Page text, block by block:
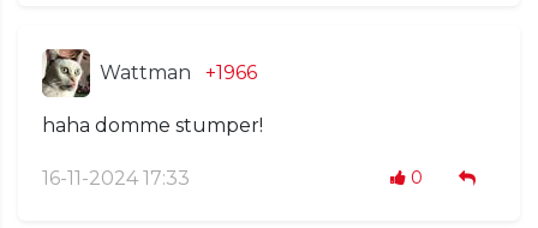
Wattman +1966
haha domme stumper!
16-11-2024 17:33 0